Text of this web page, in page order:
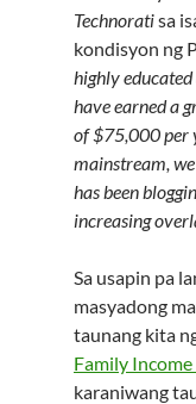
Technoratisa
kondisyon ng
highly
have earned a
of $75,000 per
mainstream,
has been
increasing
Sa usapin pa
masyadong
taunang kita
Family
karaniwang